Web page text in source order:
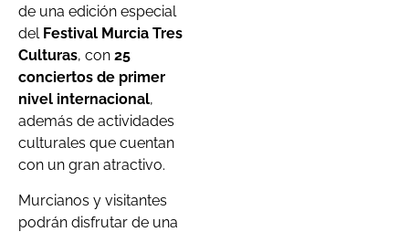
de una edición especial
del Festival Murcia Tres
Culturas, con 25
conciertos de primer
nivel internacional,
además de actividades
culturales que cuentan
con un gran atractivo.
Murcianos y visitantes
podrán disfrutar de una